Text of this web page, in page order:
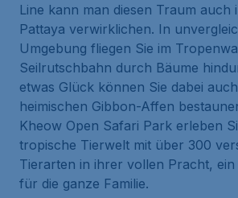
Line kann man diesen Traum auch
Pattaya verwirklichen. In
Umgebung fliegen Sie im
Seilrutschbahn durch Bäume
etwas Glück können Sie dabei
heimischen Gibbon-Affen
Kheow Open Safari Park erleben
tropische Tierwelt mit über 300
Tierarten in ihrer vollen Pracht, ein
für die ganze Familie.